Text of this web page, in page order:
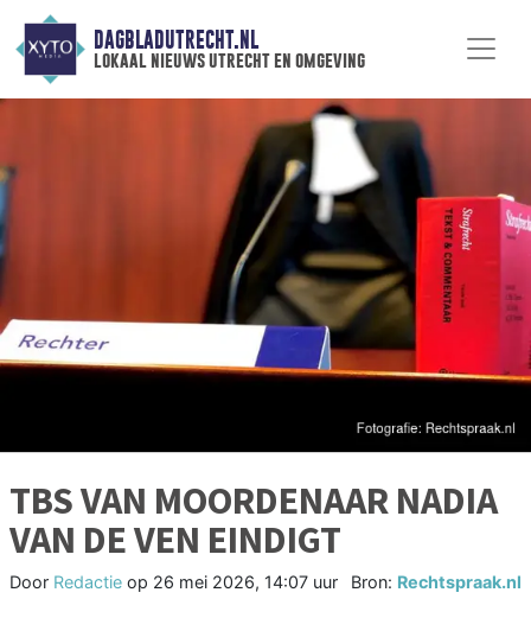
DAGBLADUTRECHT.NL
lokaal nieuws utrecht en omgeving
TBS VAN MOORDENAAR NADIA
VAN DE VEN EINDIGT
Door Redactie op 26 mei 2026, 14:07 uur Bron: Rechtspraak.nl